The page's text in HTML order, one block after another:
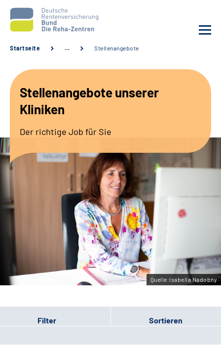
Unsere Kliniken
Sozialdienste & Zuweisende
Erweiterte Suche
Gebärdensprache
Leichte Sprache
Startseite … Stellenangebote
Stellenangebote unserer
Kliniken
Der richtige Job für Sie
Quelle:Isabella Nadobny
Filter Sortieren